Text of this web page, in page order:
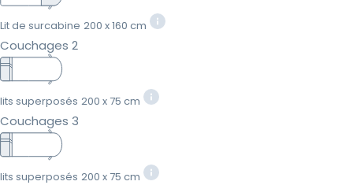
Lit de surcabine 200 x 160 cm
Couchages 2
lits superposés 200 x 75 cm
Couchages 3
lits superposés 200 x 75 cm